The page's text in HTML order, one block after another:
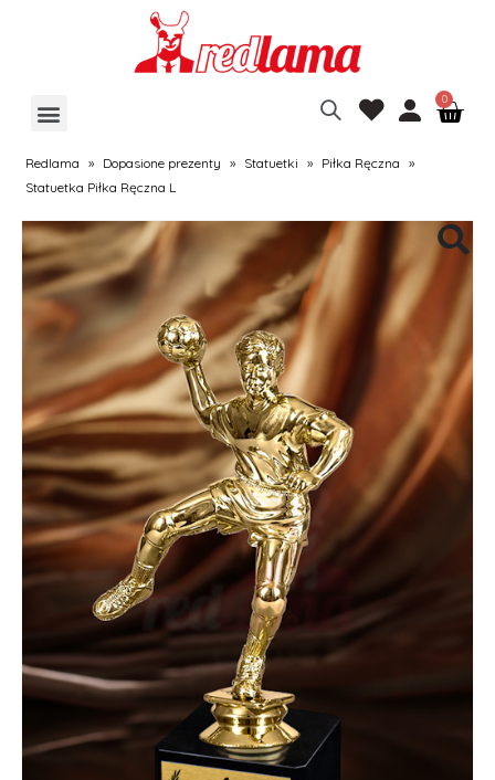
Redlama » Dopasione prezenty » Statuetki » Piłka Ręczna »
Statuetka Piłka Ręczna L